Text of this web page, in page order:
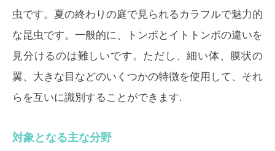
虫です。夏の終わりの庭で見られるカラフルで魅力的
な昆虫です。一般的に、トンボとイトトンボの違いを
見分けるのは難しいです。ただし、細い体、膜状の
翼、大きな目などのいくつかの特徴を使用して、それ
らを互いに識別することができます.
対象となる主な分野